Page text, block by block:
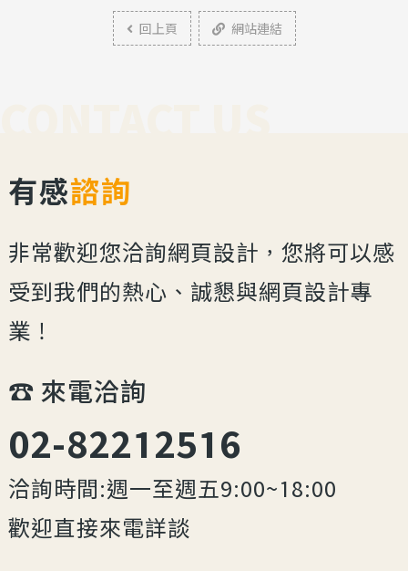
回上頁 網站連結
有感諮詢
非常歡迎您洽詢網頁設計，您將可以感
受到我們的熱心、誠懇與網頁設計專
業！
☎︎ 來電洽詢
02-82212516
洽詢時間:週一至週五9:00~18:00
歡迎直接來電詳談